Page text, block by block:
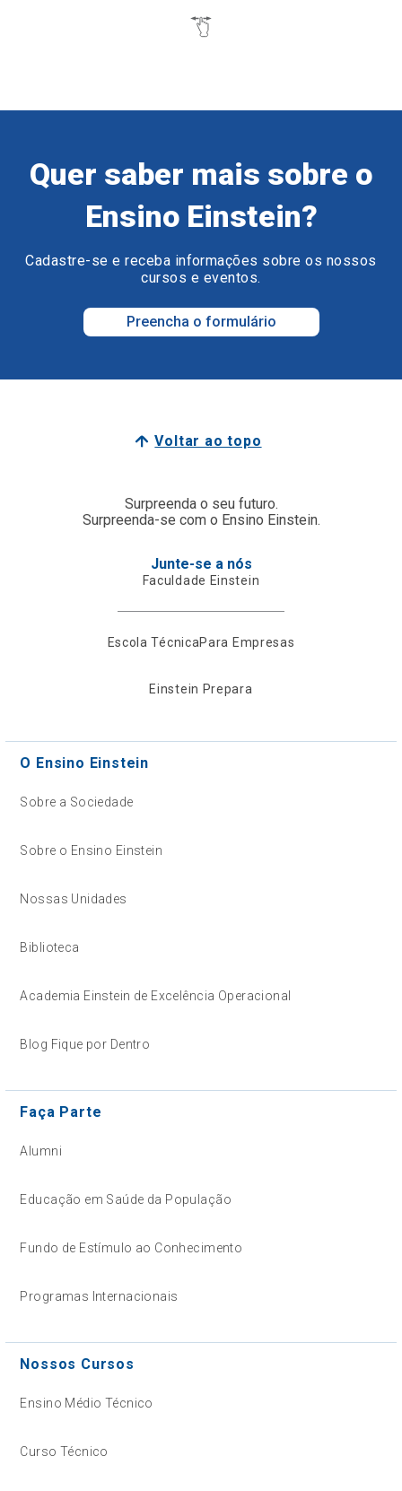
Quer saber mais sobre o
Ensino Einstein?
Cadastre-se e receba informações sobre os nossos
cursos e eventos.
Preencha o formulário
Voltar ao topo
Surpreenda o seu futuro.
Surpreenda-se com o Ensino Einstein.
Junte-se a nós
Faculdade Einstein
Escola TécnicaPara Empresas
Einstein Prepara
O Ensino Einstein
Sobre a Sociedade
Sobre o Ensino Einstein
Nossas Unidades
Biblioteca
Academia Einstein de Excelência Operacional
Blog Fique por Dentro
Faça Parte
Alumni
Educação em Saúde da População
Fundo de Estímulo ao Conhecimento
Programas Internacionais
Nossos Cursos
Ensino Médio Técnico
Curso Técnico